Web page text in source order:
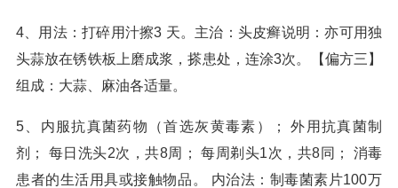
4、用法：打碎用汁擦3 天。主治：头皮癣说明：亦可用独
头蒜放在锈铁板上磨成浆，搽患处，连涂3次。【偏方三】
组成：大蒜、麻油各适量。
5、内服抗真菌药物（首选灰黄毒素）； 外用抗真菌制
剂； 每日洗头2次，共8周； 每周剃头1次，共8同； 消毒
患者的生活用具或接触物品。 内治法：制毒菌素片100万